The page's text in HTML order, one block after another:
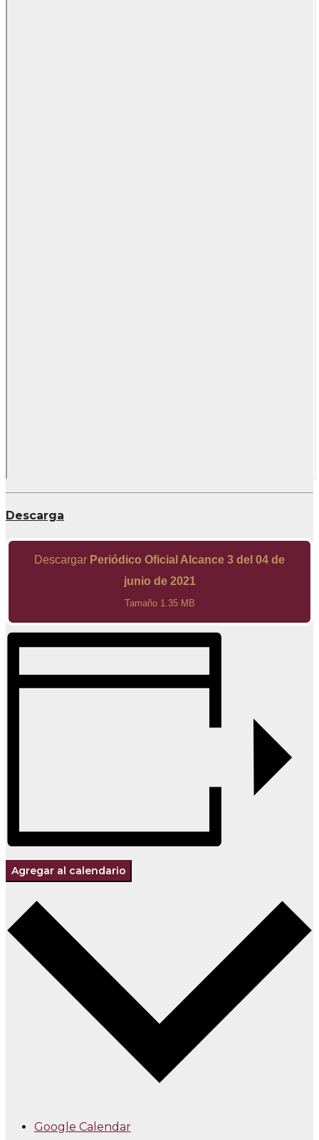
Descarga
Descargar Periódico Oficial Alcance 3 del 04 de
junio de 2021
Tamaño 1.35 MB
Agregar al calendario
Google Calendar